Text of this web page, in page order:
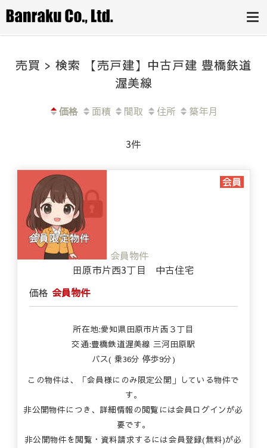
豊田市・みよ
し市・岡崎市
は、(株)万楽
ら、即金買取をご希望の方まで。豊
田市の不動産売却は、専門家チーム
にお任せください。
売買 > 検索 【売戸建】中古戸建 豊橋鉄道
渥美線
価格 面積 間取 住所 築年月
3件
会員物件
田原市片西3丁目 中古住宅
価格 会員物件
所在地:愛知県田原市片西３丁目
交通:豊橋鉄道渥美線 三河田原駅
バス( 乗36分 停歩9分)
この物件は、「会員様にのみ限定公開」している物件で
す。
非公開物件につき、詳細情報の閲覧には会員ログインが必
要です。
非公開物件を閲覧・資料請求するには会員登録(無料)が必